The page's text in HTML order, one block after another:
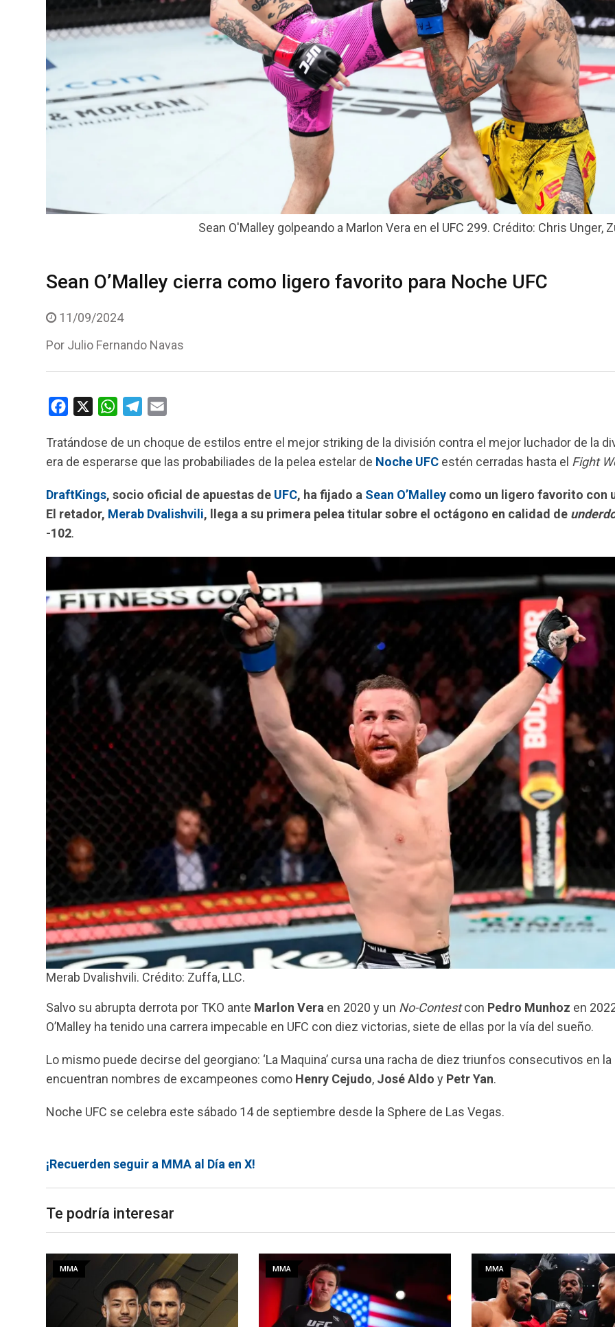
Sean O'Malley golpeando a Marlon Vera en el UFC 299. Crédito: Chris Unger,
Sean O’Malley cierra como ligero favorito para Noche UFC
11/09/2024
Por Julio Fernando Navas
c
e
o
o
k
W
a
t
A
p
l
e
r
a
a
i
Tratándose de un choque de estilos entre el mejor striking de la división contra el mejor luchador de la
era de esperarse que las probabiliades de la pelea estelar de Noche UFC estén cerradas hasta el Fight
DraftKings, socio oficial de apuestas de UFC, ha fijado a Sean O’Malley como un ligero favorito con
El retador, Merab Dvalishvili, llega a su primera pelea titular sobre el octágono en calidad de
-102.
Merab Dvalishvili. Crédito: Zuffa, LLC.
Salvo su abrupta derrota por TKO ante Marlon Vera en 2020 y un No-Contestcon Pedro Munhoz en
O’Malley ha tenido una carrera impecable en UFC con diez victorias, siete de ellas por la vía del sueño.
Lo mismo puede decirse del georgiano: ‘La Maquina’ cursa una racha de diez triunfos consecutivos en la
encuentran nombres de excampeones como Henry Cejudo, José Aldo y Petr Yan.
Noche UFC se celebra este sábado 14 de septiembre desde la Sphere de Las Vegas.
¡Recuerden seguir a MMA al Día en X!
Te podría interesar
MMA MMA MMA